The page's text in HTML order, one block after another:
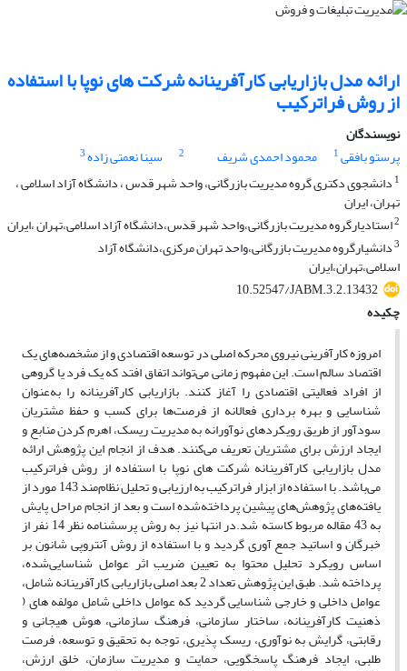
ارائه مدل بازاریابی کارآفرینانه شرکت های نوپا با استفاده
از روش فراترکیب
نویسندگان
پرستو بافقی1 محمود احمدی شریف 2 سینا نعمتی زاده3
1 دانشجوی دکتری گروه مدیریت بازرگانی، واحد شهر قدس ، دانشگاه آزاد اسلامی ،
تهران، ایران
2استادیارگروه مدیریت بازرگانی،واحد شهر قدس،دانشگاه آزاد اسلامی،تهران ،ایران
3دانشیارگروه مدیریت بازرگانی،واحد تهران مرکزی،دانشگاه آزاد
اسلامی،تهران،ایران
10.52547/JABM.3.2.13432
چکیده
امروزه کارآفرینی نیروی محرکه اصلی در توسعه اقتصادی و از مشخصه‌های یک
اقتصاد سالم است. این مفهوم زمانی می‌تواند اتفاق افتد که یک فرد یا گروهی
از افراد فعالیتی اقتصادی را آغاز کنند. بازاریابی کارآفرینانه را به‌عنوان
شناسایی و بهره ‌برداری فعالانه از فرصت‌ها برای کسب و حفظ مشتریان
سودآور از طریق رویکردهای نوآورانه به مدیریت ریسک، اهرم کردن منابع و
ایجاد ارزش برای مشتریان تعریف می‌کنند. هدف از انجام این پژوهش ارائه
مدل بازاریابی کارآفرینانه شرکت های نوپا با استفاده از روش فراترکیب
می‌باشد. با استفاده از ابزار فراترکیب به ارزیابی و تحلیل نظام‌مند 143 مورد از
یافته‌های پژوهش‌های پیشین پرداخته‌شده است و بعد از انجام مراحل پایش
به 43 مقاله مربوط کاسته شد.در انتها نیز به روش پرسشنامه نظر 14 نفر از
خبرگان و اساتید جمع آوری گردید و با استفاده از روش آنتروپی شانون بر
اساس رویکرد تحلیل محتوا به تعیین ضریب اثر عوامل شناسایی‌شده،
پرداخته شد. طبق این پژوهش تعداد 2 بعد اصلی بازاریابی کارآفرینانه شامل،
عوامل داخلی و خارجی شناسایی گردید که عوامل داخلی شامل مولفه های (
ذهنیت کارآفرینانه، ساختار سازمانی، فرهنگ سازمانی، هوش هیجانی و
رقابتی، گرایش به نوآوری، ریسک پذیری، توجه به تحقیق و توسعه، فرصت
طلبی، ایجاد فرهنگ پاسخگویی، حمایت و مدیریت سازمان، خلق ارزش،